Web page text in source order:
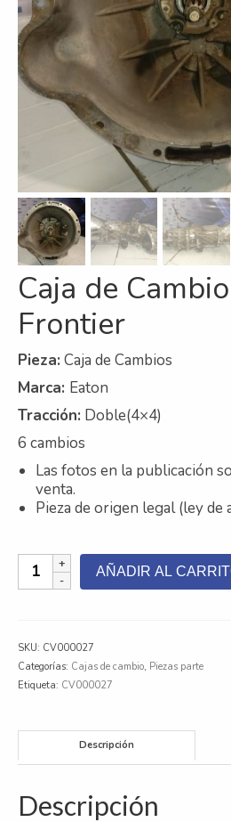
Refrigeración
Servicios
A campo
Comercial y Servicios
Desarmadero
Generación
Inyección
Mecanizado
Motores
Reman
Turbos
Contacto
Nosotros
Galeria
Caja de
Frontier
Pieza: Caja de Cambios
Marca: Eaton
Tracción: Doble(4×4)
6 cambios
Las fotos en la publicación
venta.
Pieza de origen legal (ley de
Caja
de
cantidad
AÑADIR AL
SKU: CV000027
Categorías: Cajas de cambio, Piezas parte
Etiqueta: CV000027
Descripción
Descripción